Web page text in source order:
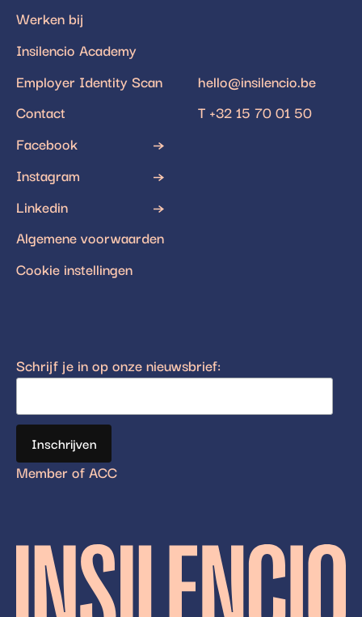
Werken bij
Insilencio Academy
Employer Identity Scan
Contact
hello@insilencio.be
T +32 15 70 01 50
Facebook
Instagram
Linkedin
Algemene voorwaarden
Cookie instellingen
Schrijf je in op onze nieuwsbrief:
Member of ACC